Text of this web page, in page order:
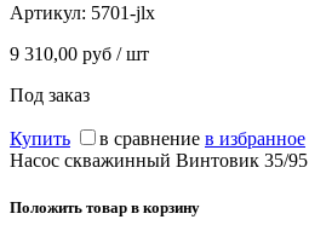
Артикул: 5701-jlx
9 310,00 руб / шт
Под заказ
Купить в сравнение в избранное
Насос скважинный Винтовик 35/95
Положить товар в корзину